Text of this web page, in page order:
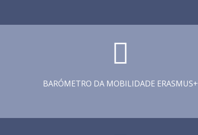
BARÓMETRO DA MOBILIDADE ERASMUS+